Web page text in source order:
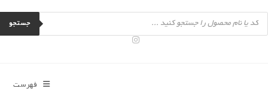
محتوا
Products
search
جستجو
فهرست